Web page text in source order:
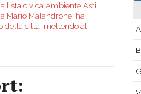
lista civica Ambiente Asti,
Mario Malandrone, ha
della città, mettendo al